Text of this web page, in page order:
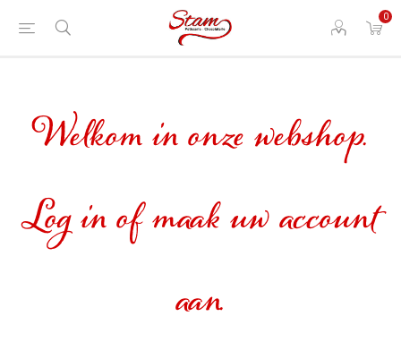
0
Welkom in onze webshop.
Log in of maak uw account
aan.